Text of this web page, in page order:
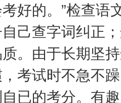
好的。”检查语
己查字词纠正
。由于长期坚
考试时不急不
已的考分。有